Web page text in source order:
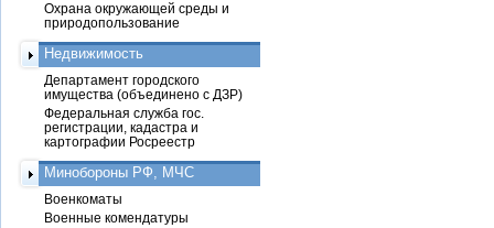
Охрана окружающей среды и
природопользование
Недвижимость
Департамент городского
имущества (объединено с ДЗР)
Федеральная служба гос.
регистрации, кадастра и
картографии Росреестр
Минобороны РФ, МЧС
Военкоматы
Военные комендатуры